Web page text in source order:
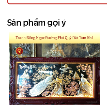
Sản phẩm gợi ý